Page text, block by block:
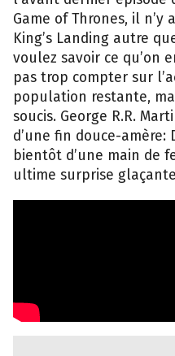
Game of Thrones, il n’y
King’s Landing autre
voulez savoir ce qu’on
pas trop compter sur
population restante,
soucis. George R.R.
d’une fin douce-
bientôt d’une main de
ultime surprise